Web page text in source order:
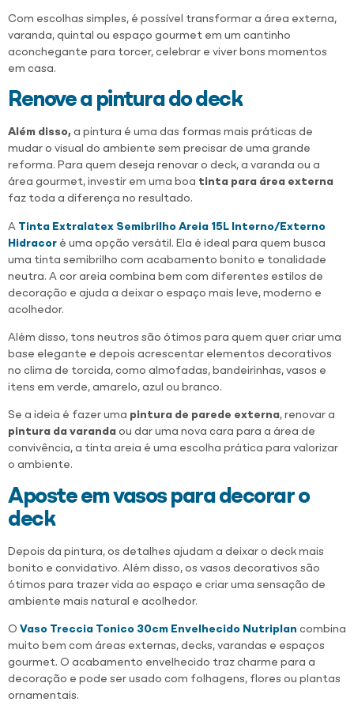
Com escolhas simples, é possível transformar a área externa,
varanda, quintal ou espaço gourmet em um cantinho
aconchegante para torcer, celebrar e viver bons momentos
em casa.
Renove a pintura do deck
Além disso, a pintura é uma das formas mais práticas de
mudar o visual do ambiente sem precisar de uma grande
reforma. Para quem deseja renovar o deck, a varanda ou a
área gourmet, investir em uma boa tinta para área externa
faz toda a diferença no resultado.
A Tinta Extralatex Semibrilho Areia 15L Interno/Externo
Hidracor é uma opção versátil. Ela é ideal para quem busca
uma tinta semibrilho com acabamento bonito e tonalidade
neutra. A cor areia combina bem com diferentes estilos de
decoração e ajuda a deixar o espaço mais leve, moderno e
acolhedor.
Além disso, tons neutros são ótimos para quem quer criar uma
base elegante e depois acrescentar elementos decorativos
no clima de torcida, como almofadas, bandeirinhas, vasos e
itens em verde, amarelo, azul ou branco.
Se a ideia é fazer uma pintura de parede externa, renovar a
pintura da varanda ou dar uma nova cara para a área de
convivência, a tinta areia é uma escolha prática para valorizar
o ambiente.
Aposte em vasos para decorar o
deck
Depois da pintura, os detalhes ajudam a deixar o deck mais
bonito e convidativo. Além disso, os vasos decorativos são
ótimos para trazer vida ao espaço e criar uma sensação de
ambiente mais natural e acolhedor.
O Vaso Treccia Tonico 30cm Envelhecido Nutriplan combina
muito bem com áreas externas, decks, varandas e espaços
gourmet. O acabamento envelhecido traz charme para a
decoração e pode ser usado com folhagens, flores ou plantas
ornamentais.